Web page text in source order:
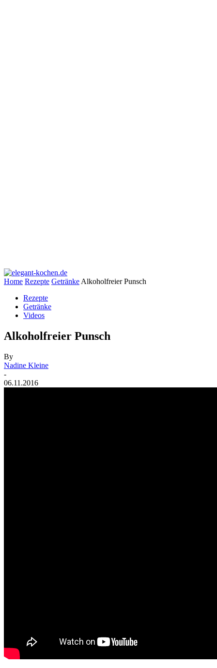
Home Rezepte Getränke Alkoholfreier Punsch
Rezepte
Getränke
Videos
Alkoholfreier Punsch
By
Nadine Kleine
-
06.11.2016